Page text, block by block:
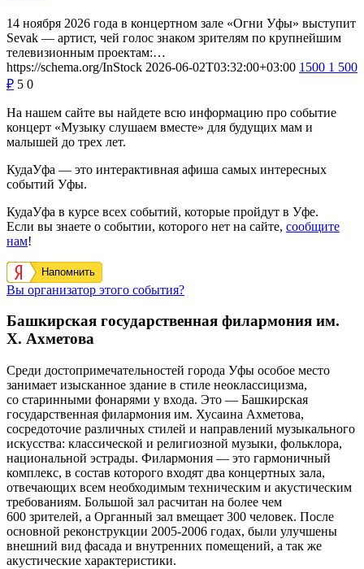
14 ноября 2026 года в концертном зале «Огни Уфы» выступит
Sevak — артист, чей голос знаком зрителям по крупнейшим
телевизионным проектам:…
https://schema.org/InStock 2026-06-02T03:32:00+03:00 1500 1 500
₽ 5 0
На нашем сайте вы найдете всю информацию про событие
концерт «Музыку слушаем вместе» для будущих мам и
малышей до трех лет.
КудаУфа — это интерактивная афиша самых интересных
событий Уфы.
КудаУфа в курсе всех событий, которые пройдут в Уфе.
Если вы знаете о событии, которого нет на сайте, сообщите
нам!
Напомнить
Вы организатор этого события?
Башкирская государственная филармония им.
Х. Ахметова
Среди достопримечательностей города Уфы особое место
занимает изысканное здание в стиле неоклассицизма,
со старинными фонарями у входа. Это — Башкирская
государственная филармония им. Хусаина Ахметова,
сосредоточие различных стилей и направлений музыкального
искусства: классической и религиозной музыки, фольклора,
национальной эстрады. Филармония — это гармоничный
комплекс, в состав которого входят два концертных зала,
отвечающих всем необходимым техническим и акустическим
требованиям. Большой зал расчитан на более чем
600 зрителей, а Органный зал вмещает 300 человек. После
основной реконструкции 2005-2006 годах, были улучшены
внешний вид фасада и внутренних помещений, а так же
акустические характеристики.